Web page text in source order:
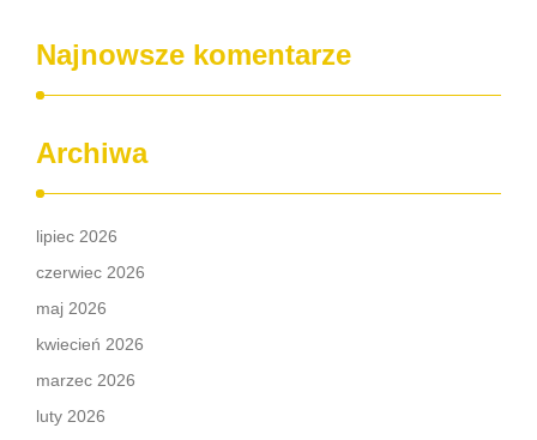
Najnowsze komentarze
Archiwa
lipiec 2026
czerwiec 2026
maj 2026
kwiecień 2026
marzec 2026
luty 2026